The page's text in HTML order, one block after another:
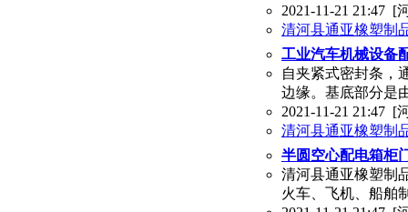
2021-11-21 21:47 [
清河县通亚橡塑制
工业汽车机械设备
自夹紧式密封条，
边缘。基底部分是
2021-11-21 21:47 [
清河县通亚橡塑制
半圆空心配电箱柜
清河县通亚橡塑制
火车、飞机、船舶